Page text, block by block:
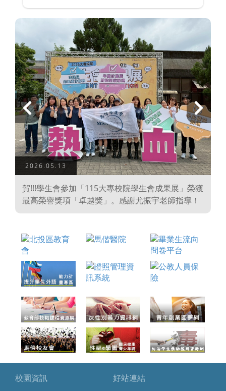
2026.05.13
賀!!!學生會參加「115大專校院學生會成果展」榮獲
最高榮譽獎項「卓越獎」。感謝尤振宇老師指導！
上
一
頁
下
一
頁
校園資訊 好站連結